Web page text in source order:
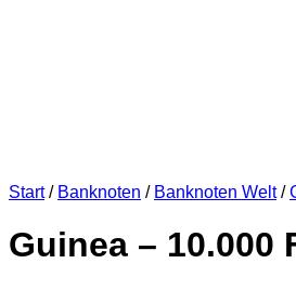
Start / Banknoten / Banknoten Welt /
Guinea – 10.000